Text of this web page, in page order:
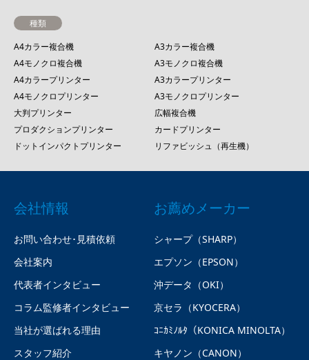
種類
A4カラー複合機
A3カラー複合機
A4モノクロ複合機
A3モノクロ複合機
A4カラープリンター
A3カラープリンター
A4モノクロプリンター
A3モノクロプリンター
大判プリンター
広幅複合機
プロダクションプリンター
カードプリンター
ドットインパクトプリンター
リファビッシュ（再生機）
会社情報
お問い合わせ･見積依頼
会社案内
代表者インタビュー
コラム監修者インタビュー
当社が選ばれる理由
スタッフ紹介
お薦めメーカー
シャープ（SHARP）
エプソン（EPSON）
沖データ（OKI）
京セラ（KYOCERA）
ｺﾆｶﾐﾉﾙﾀ（KONICA MINOLTA）
キヤノン（CANON）